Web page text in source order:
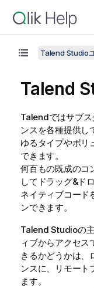
Talend Studio
Talend
Talendではサブ
ンスを各種提供し
ゆるタイプやボリ
できます。
何百もの既成のコ
してドラッグ&ド
ネイティブコード
ンできます。
Talend Studioの
ィブからアクセス
きるかどうかは、
ンスに、リモート
ます。